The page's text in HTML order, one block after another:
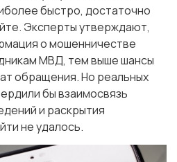
быстро, достаточно
Эксперты утверждают,
о мошенничестве
МВД, тем выше шансы
обращения. Но реальных
бы взаимосвязь
и раскрытия
не удалось.